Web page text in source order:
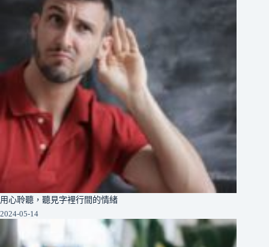
用心聆聽，聽見字裡行間的情緒
2024-05-14